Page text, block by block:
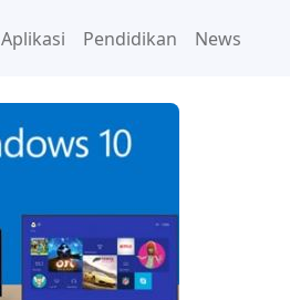
Aplikasi Pendidikan News